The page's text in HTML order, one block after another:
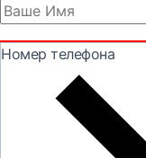
Номер телефона